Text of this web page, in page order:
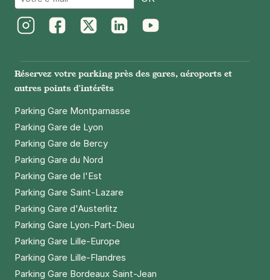
Réservez votre parking près des gares, aéroports et
autres points d'intérêts
Parking Gare Montparnasse
Parking Gare de Lyon
Parking Gare de Bercy
Parking Gare du Nord
Parking Gare de l'Est
Parking Gare Saint-Lazare
Parking Gare d'Austerlitz
Parking Gare Lyon-Part-Dieu
Parking Gare Lille-Europe
Parking Gare Lille-Flandres
Parking Gare Bordeaux Saint-Jean